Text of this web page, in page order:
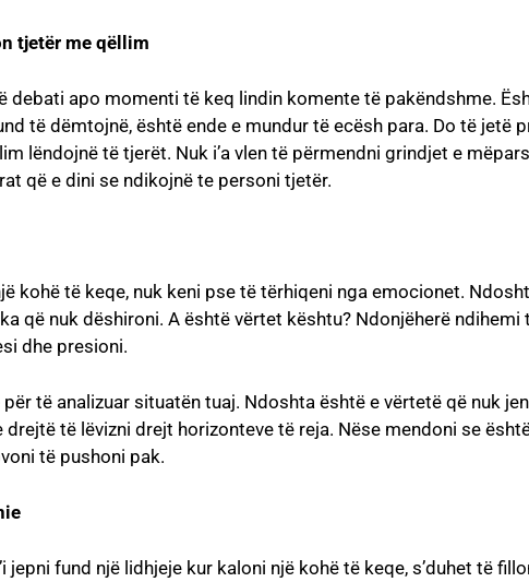
tjetër me qëllim
debati apo momenti të keq lindin komente të pakëndshme.
të dëmtojnë, është ende e mundur të ecësh para. Do të jetë
lëndojnë të tjerët. Nuk i’a vlen të përmendni grindjet e
që e dini se ndikojnë te personi tjetër.
kohë të keqe, nuk keni pse të tërhiqeni nga emocionet.
që nuk dëshironi. A është vërtet kështu? Ndonjëherë ndihemi
dhe presioni.
të analizuar situatën tuaj. Ndoshta është e vërtetë që nuk
drejtë të lëvizni drejt horizonteve të reja. Nëse mendoni se
të pushoni pak.
jepni fund një lidhjeje kur kaloni një kohë të keqe, s’duhet të